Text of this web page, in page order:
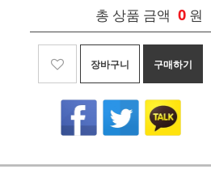
총 상품 금액 0 원
장바구니 구매하기